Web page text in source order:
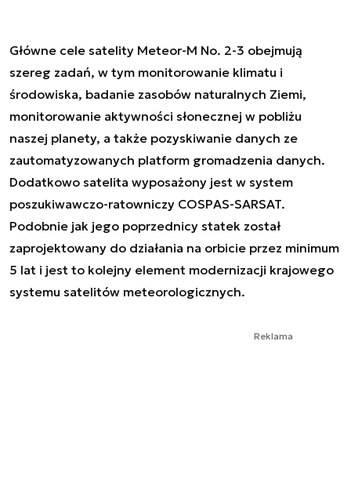
Główne cele satelity Meteor-M No. 2-3 obejmują
szereg zadań, w tym monitorowanie klimatu i
środowiska, badanie zasobów naturalnych Ziemi,
monitorowanie aktywności słonecznej w pobliżu
naszej planety, a także pozyskiwanie danych ze
zautomatyzowanych platform gromadzenia danych.
Dodatkowo satelita wyposażony jest w system
poszukiwawczo-ratowniczy COSPAS-SARSAT.
Podobnie jak jego poprzednicy statek został
zaprojektowany do działania na orbicie przez minimum
5 lat i jest to kolejny element modernizacji krajowego
systemu satelitów meteorologicznych.
Reklama